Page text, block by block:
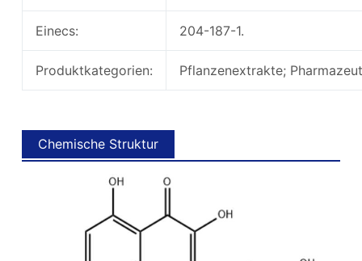
Einecs: 204-187-1.
Produktkategorien: Pflanzenextrakte;
Chemische Struktur